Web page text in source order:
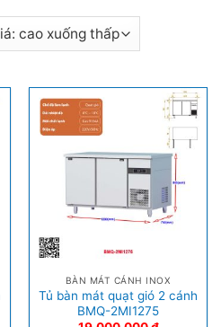
BÀN MÁT CÁNH INOX
Tủ bàn mát quạt gió 2 cánh
BMQ-2MI1275